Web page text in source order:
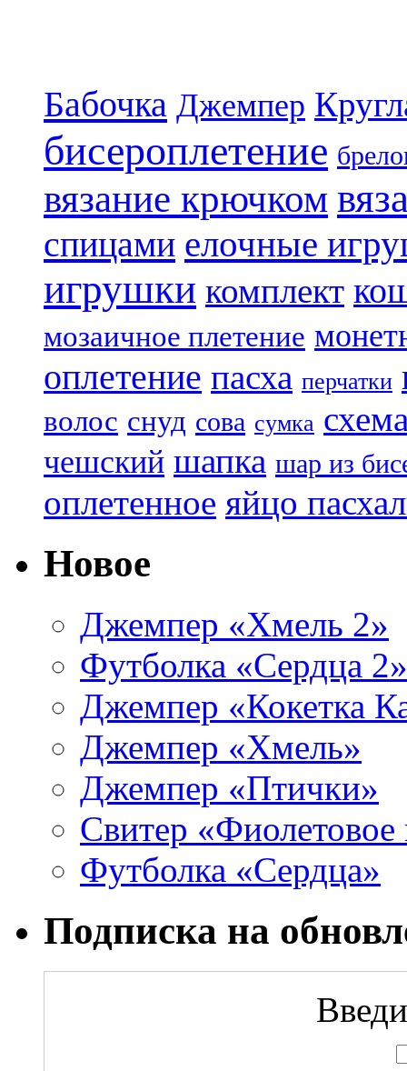
Бабочка Джемпер
бисероплетение
вязание крючком
спицами елочные
игрушки комплект
мозаичное плетение
оплетение пасха перчатки
волос снуд сова сумка
чешский шапка шар из
оплетенное яйцо
Новое
Джемпер «Хмель 2»
Футболка «Сердца 2»
Джемпер «Кокетка
Джемпер «Хмель»
Джемпер «Птички»
Свитер «Фиолетовое
Футболка «Сердца»
Подписка на